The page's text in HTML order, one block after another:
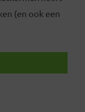
(en ook een